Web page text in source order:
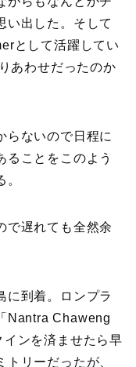
い出した。そして
として活躍してい
あわせだったのか
らないので日程に
ることをこのよう
で遅れても全然余
に到着。ロンプラ
Nantra Chaweng
ンを済ませたら早
リーだったが、